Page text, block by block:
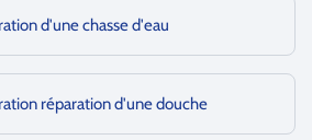
d'une chasse d'eau
réparation d'une douche